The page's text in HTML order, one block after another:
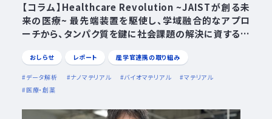
【コラム】Healthcare Revolution ~JAISTが創る未
来の医療~ 最先端装置を駆使し、学域融合的なアプロ
ーチから、タンパク質を鍵に社会課題の解決に資する研
おしらせ レポート 産学官連携の取り組み
データ解析 ナノマテリアル バイオマテリアル
マテリアル
医療・創薬